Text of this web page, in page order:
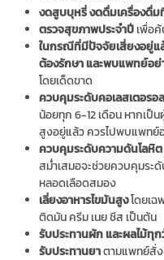
งดสูบบุหรี่ งดดื่มเครื่องดื่
ตรวจสุขภาพประจำปี เพื่อ
ในกรณีที่มีปัจจัยเสี่ยงอยู่แ
ต้องรักษา และพบแพทย์อย่
โดยเด็ดขาด
ควบคุมระดับคอเลสเตอรอล
น้อยทุก 6-12 เดือน หากเป็
สูงอยู่แล้ว ควรไปพบแพทย์
ควบคุมระดับความดันโลหิต
สม่ำเสมอจะช่วยควบคุมระ
หลอดเลือดสมอง
เลี่ยงอาหารไขมันสูงโดยเฉ
ติดมัน ครีม เนย ชีส เป็นต้น
รับประทานผัก และผลไม้ทุ
รับประทานยาตามแพทย์สั่ง